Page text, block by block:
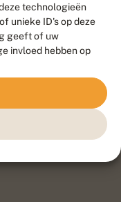
technologieën
unieke ID's op deze
geeft of uw
invloed hebben op
, ontworpen door